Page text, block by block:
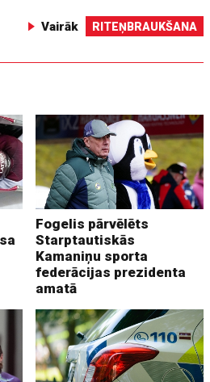
Vairāk RITEŅBRAUKŠANA
Fogelis pārvēlēts
Starptautiskās
Kamaniņu sporta
federācijas prezidenta
amatā